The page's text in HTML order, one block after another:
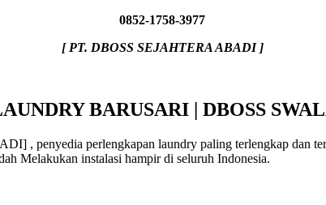
0852-1758-3977
[ PT. DBOSS SEJAHTERA ABADI ]
BARUSARI | DBOSS
, penyedia perlengkapan laundry paling terlengkap dan
Melakukan instalasi hampir di seluruh Indonesia.